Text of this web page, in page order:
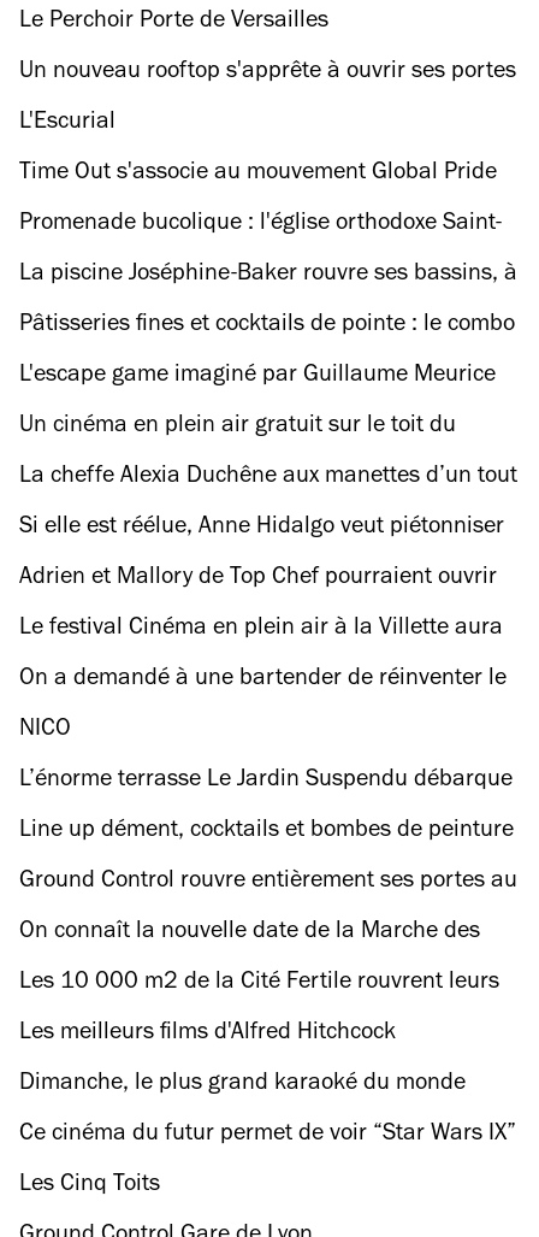
semaine des fiertés légendaire !
Le Perchoir Porte de Versailles
Un nouveau rooftop s'apprête à ouvrir ses portes
à côté de la gare de Lyon
L'Escurial
Time Out s'associe au mouvement Global Pride
pour une campagne #PrideWorldwide
Promenade bucolique : l'église orthodoxe Saint-
Serge, 19e
La piscine Joséphine-Baker rouvre ses bassins, à
condition de réserver !
Pâtisseries fines et cocktails de pointe : le combo
gagnant du bar Syndi'croq
L'escape game imaginé par Guillaume Meurice
et Alicia Vullo est de retour
Un cinéma en plein air gratuit sur le toit du
Moulin Rouge
La cheffe Alexia Duchêne aux manettes d’un tout
nouveau food court géant !
Si elle est réélue, Anne Hidalgo veut piétonniser
les berges du canal St-Martin
Adrien et Mallory de Top Chef pourraient ouvrir
leur friterie !
Le festival Cinéma en plein air à la Villette aura
lieu cet été et on vous dit tout !
On a demandé à une bartender de réinventer le
Gin To londonien à la sauce parisienne
NICO
L’énorme terrasse Le Jardin Suspendu débarque
au Parc Floral
Line up dément, cocktails et bombes de peinture
: Time Out vous invite à retourner un hôtel !
Ground Control rouvre entièrement ses portes au
public !
On connaît la nouvelle date de la Marche des
fiertés 2020 !
Les 10 000 m2 de la Cité Fertile rouvrent leurs
portes
Les meilleurs films d'Alfred Hitchcock
Dimanche, le plus grand karaoké du monde
s’installe sur le parvis de l’IMA
Ce cinéma du futur permet de voir “Star Wars IX”
dans des conditions optimales
Les Cinq Toits